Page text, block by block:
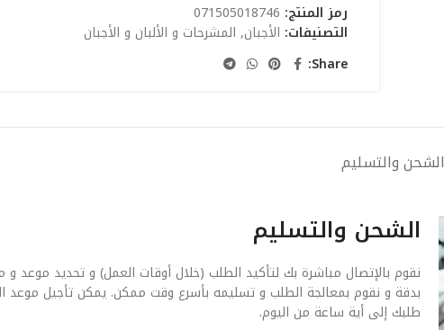
رمز المنتج: 071505018746
التصنيفات: الأجبان, المشرحات و الألبان و الأجبان
Share:
الشحن والتسليم
الشحن والتسليم
نقوم بالإتصال مباشرة بك لتأكيد الطلب (خلال أوقات العمل) و تحديد موعد و
بدقة و نقوم بمعالجة الطلب و تسليمه بأسرع وقت ممكن. يمكن تأجيل موعد
طلبك إلى أية ساعة من اليوم.